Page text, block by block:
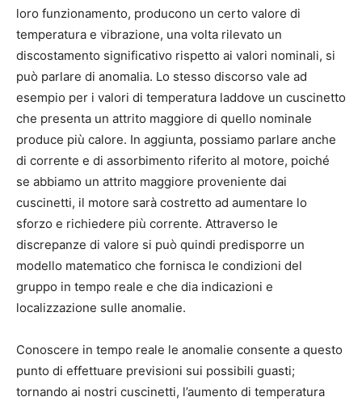
loro funzionamento, producono un certo valore di
temperatura e vibrazione, una volta rilevato un
discostamento significativo rispetto ai valori nominali, si
può parlare di anomalia. Lo stesso discorso vale ad
esempio per i valori di temperatura laddove un cuscinetto
che presenta un attrito maggiore di quello nominale
produce più calore. In aggiunta, possiamo parlare anche
di corrente e di assorbimento riferito al motore, poiché
se abbiamo un attrito maggiore proveniente dai
cuscinetti, il motore sarà costretto ad aumentare lo
sforzo e richiedere più corrente. Attraverso le
discrepanze di valore si può quindi predisporre un
modello matematico che fornisca le condizioni del
gruppo in tempo reale e che dia indicazioni e
localizzazione sulle anomalie.
Conoscere in tempo reale le anomalie consente a questo
punto di effettuare previsioni sui possibili guasti;
tornando ai nostri cuscinetti, l’aumento di temperatura